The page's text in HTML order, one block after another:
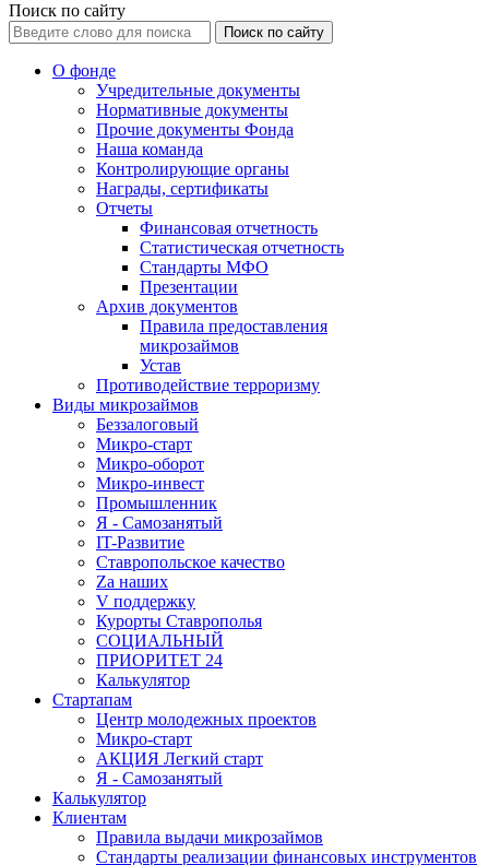
Поиск по сайту
Поиск по сайту
О фонде
Учредительные документы
Нормативные документы
Прочие документы Фонда
Наша команда
Контролирующие органы
Награды, сертификаты
Отчеты
Финансовая отчетность
Статистическая отчетность
Стандарты МФО
Презентации
Архив документов
Правила предоставления
микрозаймов
Устав
Противодействие терроризму
Виды микрозаймов
Беззалоговый
Микро-старт
Микро-оборот
Микро-инвест
Промышленник
Я - Самозанятый
IT-Развитие
Ставропольское качество
Za наших
V поддержку
Курорты Ставрополья
СОЦИАЛЬНЫЙ
ПРИОРИТЕТ 24
Калькулятор
Стартапам
Центр молодежных проектов
Микро-старт
АКЦИЯ Легкий старт
Я - Самозанятый
Калькулятор
Клиентам
Правила выдачи микрозаймов
Стандарты реализации финансовых инструментов